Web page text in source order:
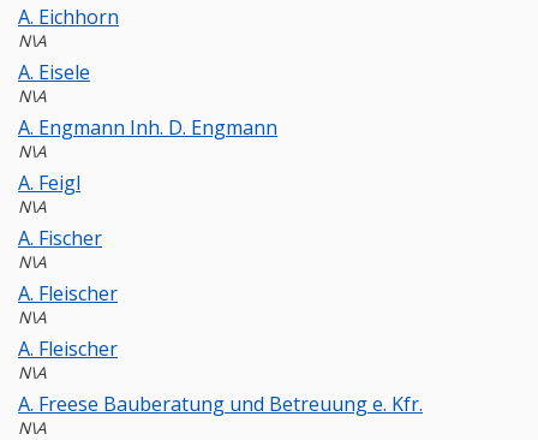
A. Eichhorn
N\A
A. Eisele
N\A
A. Engmann Inh. D. Engmann
N\A
A. Feigl
N\A
A. Fischer
N\A
A. Fleischer
N\A
A. Fleischer
N\A
A. Freese Bauberatung und Betreuung e. Kfr.
N\A